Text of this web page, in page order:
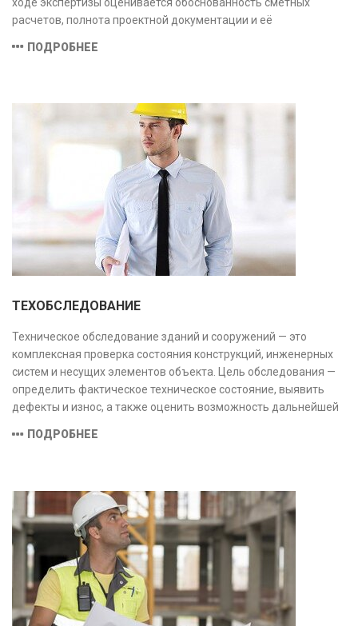
расчетов, полнота проектной документации и её
предотвратить ошибки на этапе строительства и
ПОДРОБНЕЕ
ТЕХОБСЛЕДОВАНИЕ
Техническое обследование зданий и сооружений — это
комплексная проверка состояния конструкций, инженерных
систем и несущих элементов объекта. Цель обследования —
определить фактическое техническое состояние, выявить
дефекты и износ, а также оценить возможность дальнейшей
ПОДРОБНЕЕ